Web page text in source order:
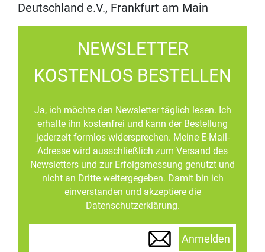
Deutschland e.V., Frankfurt am Main
NEWSLETTER
KOSTENLOS BESTELLEN
Ja, ich möchte den Newsletter täglich lesen. Ich
erhalte ihn kostenfrei und kann der Bestellung
jederzeit formlos widersprechen. Meine E-Mail-
Adresse wird ausschließlich zum Versand des
Newsletters und zur Erfolgsmessung genutzt und
nicht an Dritte weitergegeben. Damit bin ich
einverstanden und akzeptiere die
Datenschutzerklärung.
Anmelden